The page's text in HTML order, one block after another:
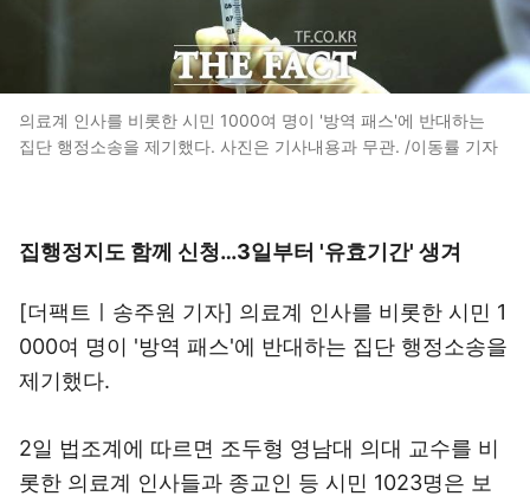
의료계 인사를 비롯한 시민 1000여 명이 '방역 패스'에 반대하는
집단 행정소송을 제기했다. 사진은 기사내용과 무관. /이동률 기자
집행정지도 함께 신청…3일부터 '유효기간' 생겨
[더팩트ㅣ송주원 기자] 의료계 인사를 비롯한 시민 1
000여 명이 '방역 패스'에 반대하는 집단 행정소송을
제기했다.
2일 법조계에 따르면 조두형 영남대 의대 교수를 비
롯한 의료계 인사들과 종교인 등 시민 1023명은 보